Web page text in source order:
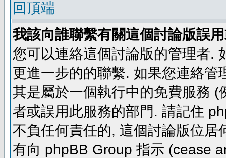
回頂端
我該向誰聯繫有關這個討論版誤
您可以連絡這個討論版的管理者.
更進一步的的聯繫. 如果您連絡
其是屬於一個執行中的免費服務
者或誤用此服務的部門. 請記住
不負任何責任的, 這個討論版位
有向 phpBB Group 指示 (cease